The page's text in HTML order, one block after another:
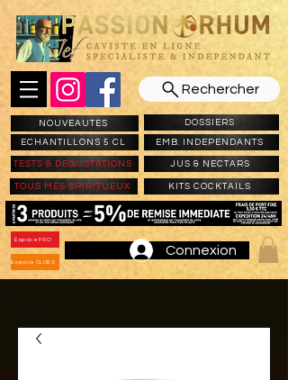
Rechercher
NOUVEAUTES
ECHANTILLONS 5 CL
DOSSIERS
EMB. INDEPENDANTS
TESTS & DEGUSTATIONS JUS & NECTARS
TOUS MES SPIRITUEUX KITS COCKTAILS
Espace PRO
Espace CLUBS
Connexion